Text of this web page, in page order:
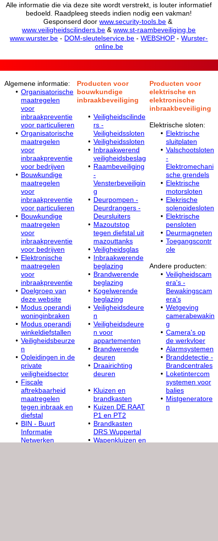
Alle informatie die via deze site wordt verstrekt, is louter informatief
bedoeld. Raadpleeg steeds indien nodig een vakman!
Gesponserd doorwww.security-tools.be &
www.veiligheidscilinders.be &www.st-raambeveiliging.be
www.wurster.be - DOM-sleutelservice.be -WEBSHOP -Wurster-
online.be
Algemene informatie:
Organisatorische
maatregelen
voor
inbraakpreventie
voor particulieren
Organisatorische
maatregelen
voor
inbraakpreventie
voor bedrijven
Bouwkundige
maatregelen
voor
inbraakpreventie
voor particulieren
Bouwkundige
maatregelen
voor
inbraakpreventie
voor bedrijven
Elektronische
maatregelen
voor
inbraakpreventie
Doelgroep van
deze website
Modus operandi
woninginbraken
Modus operandi
winkeldiefstallen
Veiligheidsbeurze
n
Opleidingen in de
private
veiligheidsector
Fiscale
aftrekbaarheid
maatregelen
tegen inbraak en
diefstal
BIN - Buurt
Informatie
Netwerken
Producten voor
bouwkundige
inbraakbeveiliging
Veiligheidscilinde
rs -
Veiligheidssloten
Veiligheidssloten
Inbraakwerend
veiligheidsbeslag
Raambeveiliging
-
Vensterbeveiligin
g
Deurpompen -
Deurdrangers -
Deursluiters
Mazoutstop
tegen diefstal uit
mazouttanks
Veiligheidsglas
Inbraakwerende
beglazing
Brandwerende
beglazing
Kogelwerende
beglazing
Veiligheidsdeure
n
Veiligheidsdeure
n voor
appartementen
Brandwerende
deuren
Draairichting
deuren
Kluizen en
brandkasten
Kuizen DE RAAT
P1 en PT2
Brandkasten
DRS Wuppertal
Wapenkluizen en
Producten voor
elektrische en
elektronische
inbraakbeveiliging
Elektrische sloten:
Elektrische
sluitplaten
Valschootsloten
-
Elektromechani
sche grendels
Elektrische
motorsloten
Elekrische
solenoidesloten
Elektrische
pensloten
Deurmagneten
Toegangscontr
ole
Andere producten:
Veiligheidscam
era's -
Bewakingscam
era's
Wetgeving
camerabewakin
g
Camera's op
de werkvloer
Alarmsystemen
Branddetectie -
Brandcentrales
Loketintercom
systemen voor
balies
Mistgeneratore
n